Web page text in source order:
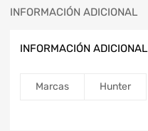
INFORMACIÓN ADICIONAL
INFORMACIÓN ADICIONAL
Marcas Hunter